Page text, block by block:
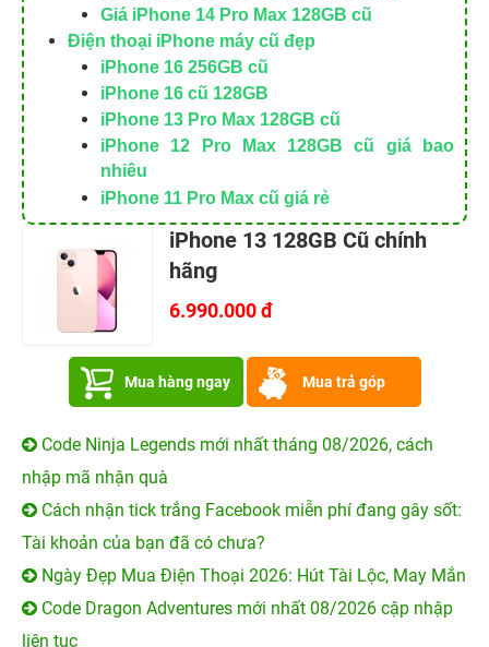
Giá iPhone 14 Pro Max 128GB cũ
Điện thoại iPhone máy cũ đẹp
iPhone 16 256GB cũ
iPhone 16 cũ 128GB
iPhone 13 Pro Max 128GB cũ
iPhone 12 Pro Max 128GB cũ giá bao
nhiêu
iPhone 11 Pro Max cũ giá rẻ
iPhone 13 128GB Cũ chính
hãng
6.990.000 đ
Mua hàng ngay Mua trả góp
Code Ninja Legends mới nhất tháng 08/2026, cách
nhập mã nhận quà
Cách nhận tick trắng Facebook miễn phí đang gây sốt:
Tài khoản của bạn đã có chưa?
Ngày Đẹp Mua Điện Thoại 2026: Hút Tài Lộc, May Mắn
Code Dragon Adventures mới nhất 08/2026 cập nhập
liên tục